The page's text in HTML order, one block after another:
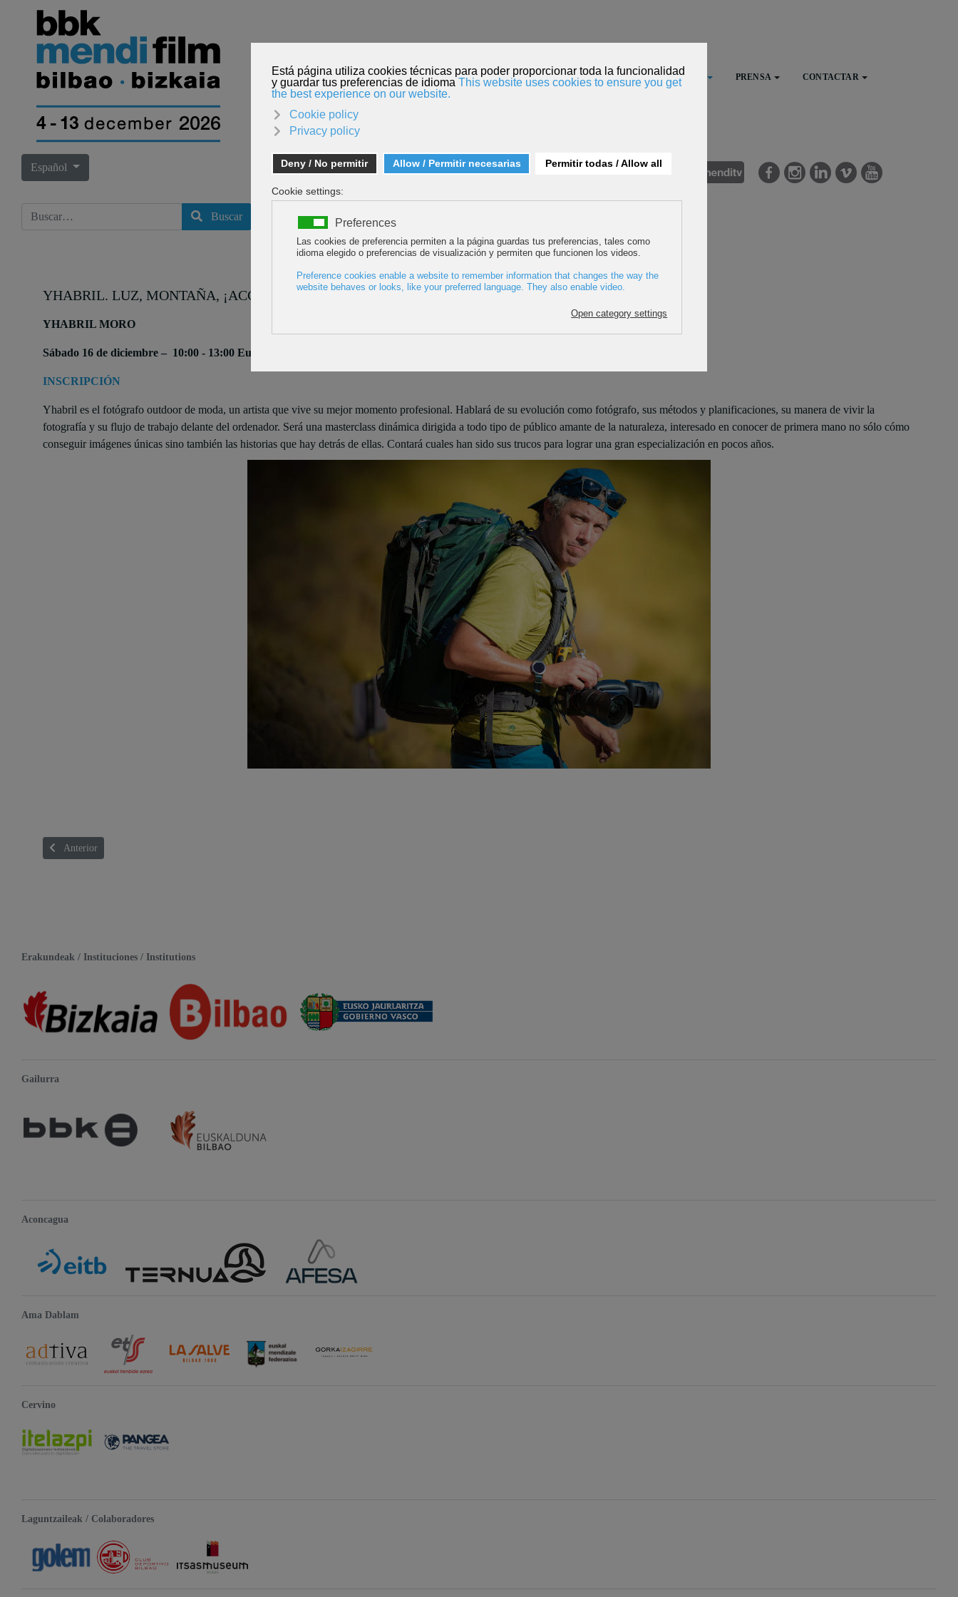
INICIO INSCRIPCIÓN PELÍCULAS MENDI TOUR KORDADA FESTIVAL PRENSA CONTACTAR
Seleccione su idioma
Español
Buscar Buscar
YHABRIL. LUZ, MONTAÑA, ¡ACCIÓN!
YHABRIL MORO
Sábado 16 de diciembre – 10:00 - 13:00 Euskalduna - 5H Aretoa
INSCRIPCIÓN
Yhabril es el fotógrafo outdoor de moda, un artista que vive su mejor momento profesional. Hablará de su evolución como fotógrafo, sus métodos y planificaciones, su manera de vivir la
fotografía y su flujo de trabajo delante del ordenador. Será una masterclass dinámica dirigida a todo tipo de público amante de la naturaleza, interesado en conocer de primera mano no sólo cómo
conseguir imágenes únicas sino también las historias que hay detrás de ellas. Contará cuales han sido sus trucos para lograr una gran especialización en pocos años.
Artículo anterior: GAILURRA! CÓMIC Y MONTAÑA
Anterior
Erakundeak / Instituciones / Institutions
Gailurra
Aconcagua
Ama Dablam
Cervino
Laguntzaileak / Colaboradores